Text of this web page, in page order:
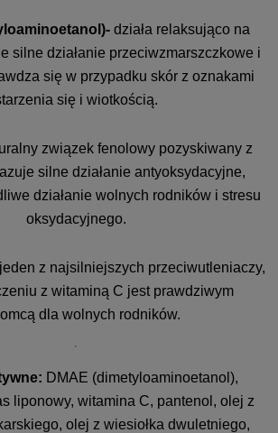
działa relaksująco na
silne działanie przeciwzmarszczkowe i
się w przypadku skór z oznakami
się i wiotkością.
związek fenolowy pozyskiwany z
silne działanie antyoksydacyjne,
działanie wolnych rodników i stresu
oksydacyjnego.
jeden z najsilniejszych przeciwutleniaczy,
z witaminą C jest prawdziwym
dla wolnych rodników.
DMAE (dimetyloaminoetanol),
liponowy, witamina C, pantenol, olej z
olej z wiesiołka dwuletniego,